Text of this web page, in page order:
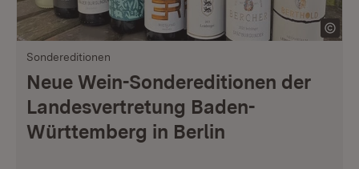
Sondereditionen
Neue Wein-Sondereditionen der
Landesvertretung Baden-
Württemberg in Berlin